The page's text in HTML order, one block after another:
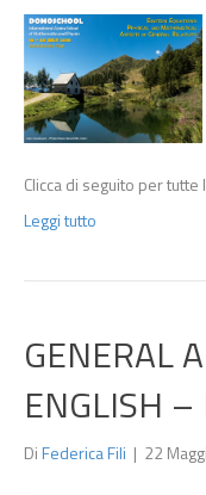
Clicca di seguito per
Leggi tutto
GENERAL
ENGLISH
DiFederica Fili | 22